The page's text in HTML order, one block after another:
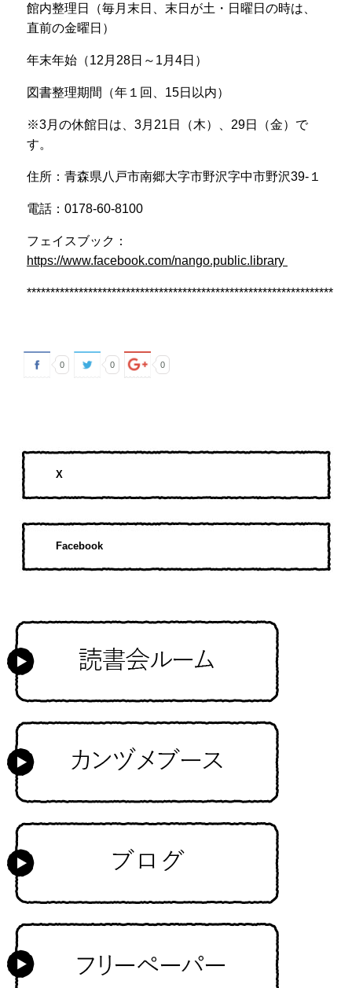
館内整理日（毎月末日、末日が土・日曜日の時は、
直前の金曜日）
年末年始（12 月 28日～ 1 月 4日）
図書整理期間（年１回、 15日以内）
※3月の休館日は、 3月 21 日（木）、 29日（金）で
す。
住所：青森県八戸市南郷大字市野沢字中市野沢39-１
電話： 0178-60-8100
フェイスブック：
https://www.facebook.com/nango.public.library
*****************************************************************
0 0 0
X
Facebook